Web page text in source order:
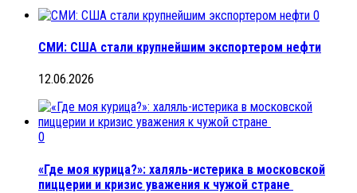
0
СМИ: США стали крупнейшим экспортером нефти
12.06.2026
0
«Где моя курица?»: халяль-истерика в московской
пиццерии и кризис уважения к чужой стране